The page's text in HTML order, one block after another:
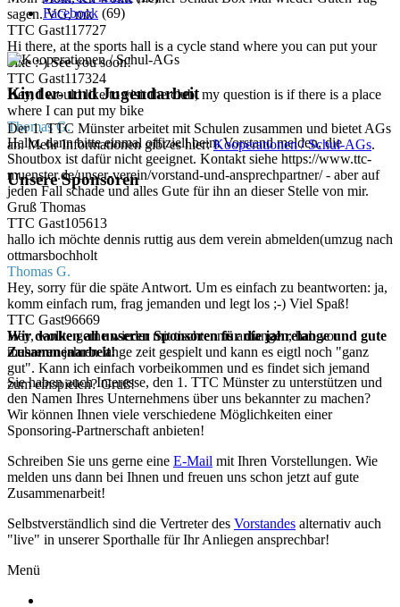
sagen. VG, mk
TTC Gast117727
Hi there, at the sports hall is a cycle stand where you can put your
bike :-) See you soon!
TTC Gast117324
Hey, I would like to visit the club, my question is if there is a place
where I can put my bike
Thomas G.
Hallo, dann bitte einmal offiziell beim Vorstand melden, die
Shoutbox ist dafür nicht geeignet. Kontakt siehe https://www.ttc-
muenster.de/unser-verein/vorstand-und-ansprechpartner/ - aber auf
jeden Fall schade und alles Gute für ihn an dieser Stelle von mir.
Gruß Thomas
TTC Gast105613
hallo ich möchte dennis ruttig aus dem verein abmelden(umzug nach
ottmarsbochholt
Thomas G.
Hey, sorry für die späte Antwort. Um es einfach zu beantworten: ja,
komm einfach rum, frag jemanden und legt los ;-) Viel Spaß!
TTC Gast96669
Hey, wollte gerne wieder mit tischtennis anfangen, hab vor
mehreren jahren lange zeit gespielt und kann es eigtl noch "ganz
gut". Kann ich einfach vorbeikommen und es findet sich jemand
zum einspielen? Gruß!
Facebook (69)
Kinder- und Jugendarbeit
Der 1. TTC Münster arbeitet mit Schulen zusammen und bietet AGs
an. Mehr Informationen gibt es hier:Kooperationen / Schul-AGs.
Unsere Sponsoren
Wir danken all unseren Sponsoren für die jahrelange und gute
Zusammenarbeit!
Sie haben auch Interesse, den 1. TTC Münster zu unterstützen und
den Namen Ihres Unternehmens über uns bekannter zu machen?
Wir können Ihnen viele verschiedene Möglichkeiten einer
Sponsoring-Partnerschaft anbieten!
Schreiben Sie uns gerne eine E-Mail mit Ihren Vorstellungen. Wie
melden uns dann bei Ihnen und freuen uns schon jetzt auf gute
Zusammenarbeit!
Selbstverständlich sind die Vertreter des Vorstandes alternativ auch
"live" in unserer Sporthalle für Ihr Anliegen ansprechbar!
Menü